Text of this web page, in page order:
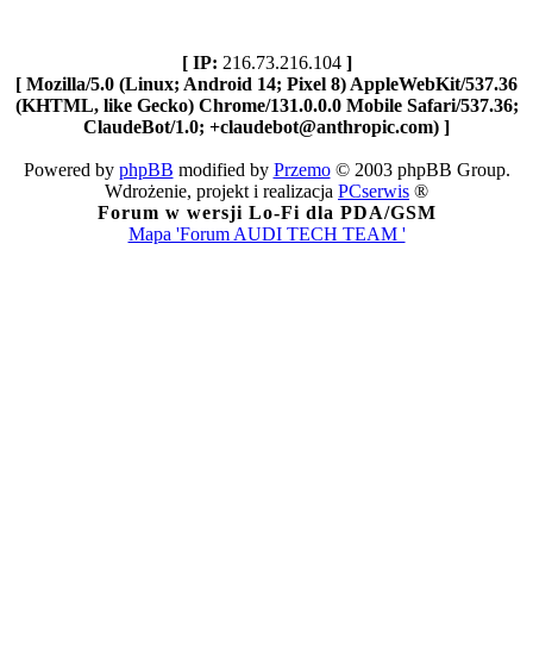
[ IP: 216.73.216.104 ]
[ Mozilla/5.0 (Linux; Android 14; Pixel 8) AppleWebKit/537.36
(KHTML, like Gecko) Chrome/131.0.0.0 Mobile Safari/537.36;
ClaudeBot/1.0; +claudebot@anthropic.com) ]
Powered by phpBB modified by Przemo© 2003 phpBB Group.
Wdrożenie, projekt i realizacja PCserwis ®
Forum w wersji Lo-Fi dla PDA/GSM
Mapa 'Forum AUDI TECH TEAM '